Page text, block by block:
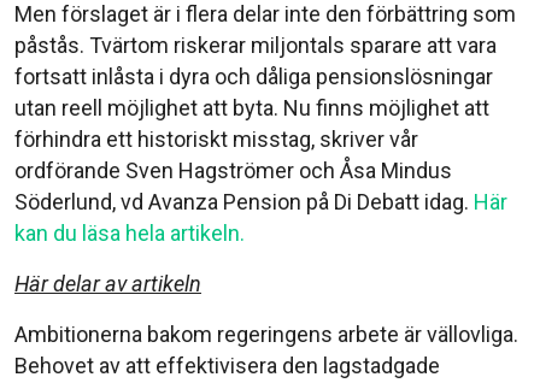
Men förslaget är i flera delar inte den förbättring som
påstås. Tvärtom riskerar miljontals sparare att vara
fortsatt inlåsta i dyra och dåliga pensionslösningar
utan reell möjlighet att byta. Nu finns möjlighet att
förhindra ett historiskt misstag, skriver vår
ordförande Sven Hagströmer och Åsa Mindus
Söderlund, vd Avanza Pension på Di Debatt idag. Här
kan du läsa hela artikeln.
Här delar av artikeln
Ambitionerna bakom regeringens arbete är vällovliga.
Behovet av att effektivisera den lagstadgade